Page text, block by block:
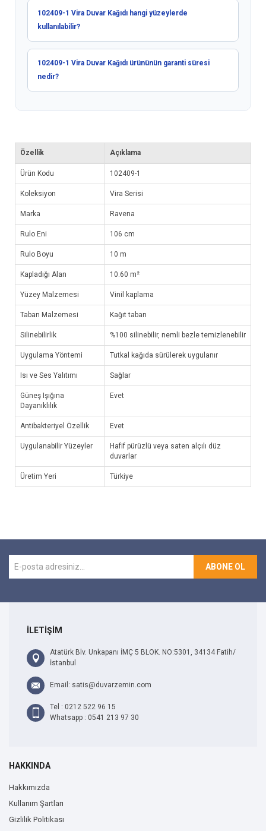
102409-1 Vira Duvar Kağıdı hangi yüzeylerde
kullanılabilir?
102409-1 Vira Duvar Kağıdı ürününün garanti süresi
nedir?
Özellik Açıklama
Ürün Kodu 102409-1
Koleksiyon Vira Serisi
Marka Ravena
Rulo Eni 106 cm
Rulo Boyu 10 m
Kapladığı Alan 10.60 m²
Yüzey Malzemesi Vinil kaplama
Taban Malzemesi Kağıt taban
Silinebilirlik %100 silinebilir, nemli bezle temizlenebilir
Uygulama Yöntemi Tutkal kağıda sürülerek uygulanır
Isı ve Ses Yalıtımı Sağlar
Güneş Işığına
Dayanıklılık
Evet
Antibakteriyel Özellik Evet
Uygulanabilir Yüzeyler
Hafif pürüzlü veya saten alçılı düz
duvarlar
Üretim Yeri Türkiye
ABONE OL
İLETİŞİM
Atatürk Blv. Unkapanı İMÇ 5 BLOK. NO:5301, 34134 Fatih/
İstanbul
Email: satis@duvarzemin.com
Tel : 0212 522 96 15
Whatsapp : 0541 213 97 30
HAKKINDA
Hakkımızda
Kullanım Şartları
Gizlilik Politikası